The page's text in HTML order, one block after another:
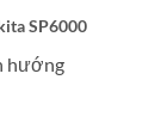
SP6000
hướng